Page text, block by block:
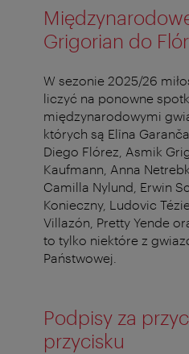
Grigorian do
W sezonie 2025/26
liczyć na ponowne
międzynarodowymi
których są Elīna
Diego Flórez, Asmik
Kaufmann, Anna
Camilla Nylund, Erwin
Konieczny, Ludovic
Villazón, Pretty Yende
to tylko niektóre z
Państwowej.
Podpisy za
przycisku